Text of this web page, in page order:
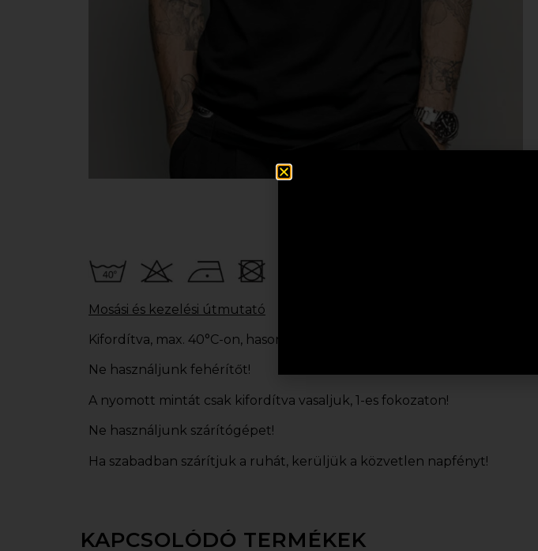
Mosási és kezelési útmutató
Kifordítva, max. 40°C-on, hasonló árnyalatú ruhákkal együtt mossuk!
Ne használjunk fehérítőt!
A nyomott mintát csak kifordítva vasaljuk, 1-es fokozaton!
Ne használjunk szárítógépet!
Ha szabadban szárítjuk a ruhát, kerüljük a közvetlen napfényt!
KAPCSOLÓDÓ TERMÉKEK